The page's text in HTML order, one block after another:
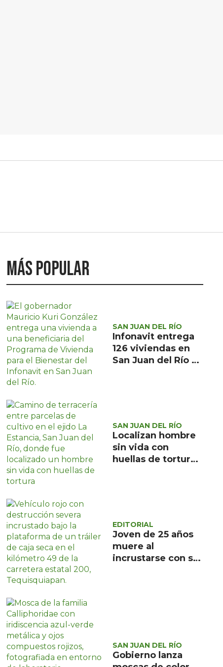
Más popular
SAN JUAN DEL RÍO
Infonavit entrega
126 viviendas en
San Juan del Río a
SAN JUAN DEL RÍO
Localizan hombre
sin vida con
huellas de tortura
EDITORIAL
Joven de 25 años
muere al
incrustarse con su
SAN JUAN DEL RÍO
Gobierno lanza